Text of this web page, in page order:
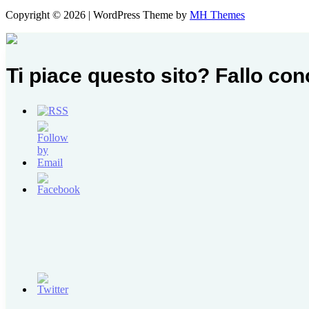
Copyright © 2026 | WordPress Theme by MH Themes
Ti piace questo sito? Fallo